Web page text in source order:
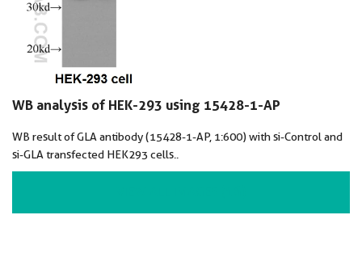
WB analysis of HEK-293 using 15428-1-AP
WB result of GLA antibody (15428-1-AP, 1:600) with si-Control and
si-GLA transfected HEK293 cells..